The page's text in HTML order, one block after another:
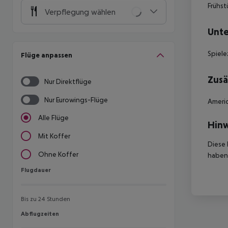
Verpflegung wählen
Flüge anpassen
Nur Direktflüge
Nur Eurowings-Flüge
Alle Flüge
Mit Koffer
Ohne Koffer
Flugdauer
Flugdauer
Bis zu 24 Stunden
Abflugzeiten
Abflugzeiten
Diese